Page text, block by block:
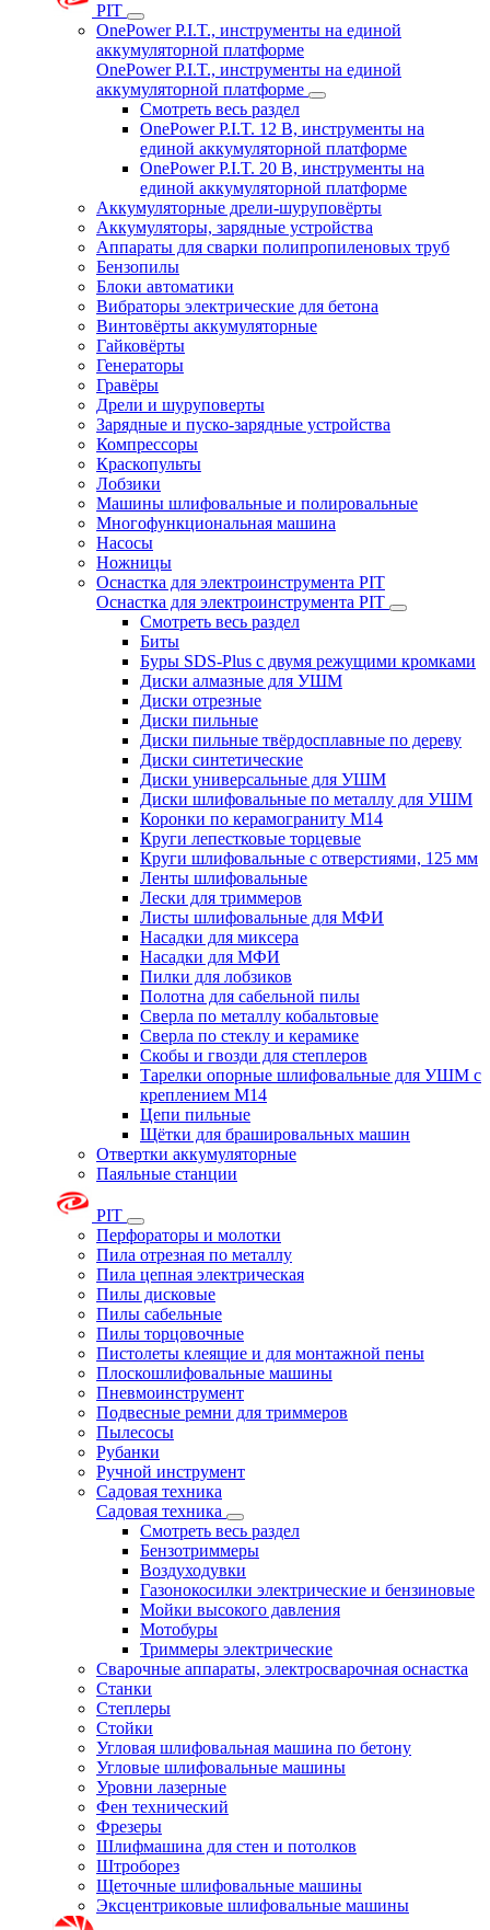
PIT
OnePower P.I.T., инструменты на единой
аккумуляторной платформе
OnePower P.I.T., инструменты на единой
аккумуляторной платформе
Смотреть весь раздел
OnePower P.I.T. 12 В, инструменты на
единой аккумуляторной платформе
OnePower P.I.T. 20 В, инструменты на
единой аккумуляторной платформе
Аккумуляторные дрели-шуруповёрты
Аккумуляторы, зарядные устройства
Аппараты для сварки полипропиленовых труб
Бензопилы
Блоки автоматики
Вибраторы электрические для бетона
Винтовёрты аккумуляторные
Гайковёрты
Генераторы
Гравёры
Дрели и шуруповерты
Зарядные и пуско-зарядные устройства
Компрессоры
Краскопульты
Лобзики
Машины шлифовальные и полировальные
Многофункциональная машина
Насосы
Ножницы
Оснастка для электроинструмента PIT
Оснастка для электроинструмента PIT
Смотреть весь раздел
Биты
Буры SDS-Plus c двумя режущими кромками
Диски алмазные для УШМ
Диски отрезные
Диски пильные
Диски пильные твёрдосплавные по дереву
Диски синтетические
Диски универсальные для УШМ
Диски шлифовальные по металлу для УШМ
Коронки по керамограниту M14
Круги лепестковые торцевые
Круги шлифовальные с отверстиями, 125 мм
Ленты шлифовальные
Лески для триммеров
Листы шлифовальные для МФИ
Насадки для миксера
Насадки для МФИ
Пилки для лобзиков
Полотна для сабельной пилы
Сверла по металлу кобальтовые
Сверла по стеклу и керамике
Скобы и гвозди для степлеров
Тарелки опорные шлифовальные для УШМ с
креплением М14
Цепи пильные
Щётки для брашировальных машин
Отвертки аккумуляторные
Паяльные станции
PIT
Перфораторы и молотки
Пила отрезная по металлу
Пила цепная электрическая
Пилы дисковые
Пилы сабельные
Пилы торцовочные
Пистолеты клеящие и для монтажной пены
Плоскошлифовальные машины
Пневмоинструмент
Подвесные ремни для триммеров
Пылесосы
Рубанки
Ручной инструмент
Садовая техника
Садовая техника
Смотреть весь раздел
Бензотриммеры
Воздуходувки
Газонокосилки электрические и бензиновые
Мойки высокого давления
Мотобуры
Триммеры электрические
Сварочные аппараты, электросварочная оснастка
Станки
Степлеры
Стойки
Угловая шлифовальная машина по бетону
Угловые шлифовальные машины
Уровни лазерные
Фен технический
Фрезеры
Шлифмашина для стен и потолков
Штроборез
Щеточные шлифовальные машины
Эксцентриковые шлифовальные машины